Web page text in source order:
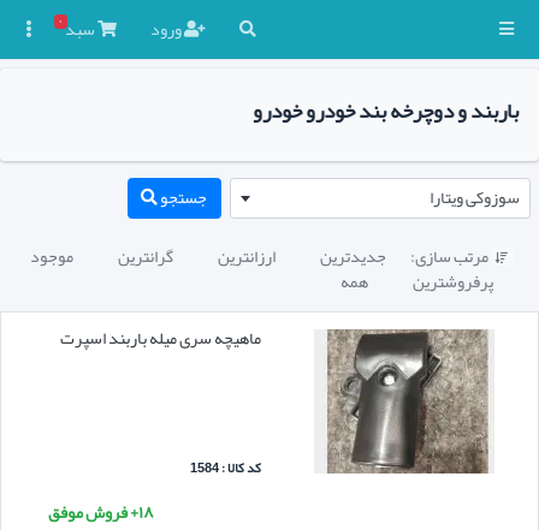
ورود سبد۰
باربند و دوچرخه بند خودرو خودرو
سوزوکی ویتارا جستجو
 مرتب سازی: جدیدترین ارزانترین گرانترین موجود
پرفروشترین
همه
ماهیچه سری میله باربند اسپرت
کد کالا : 1584
۱۸+ فروش موفق